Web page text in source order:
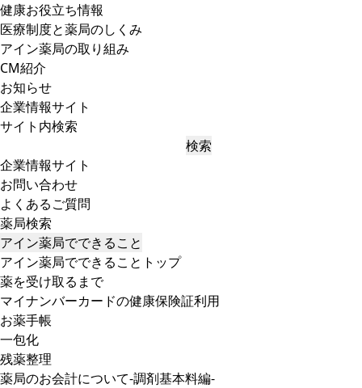
健康お役立ち情報
医療制度と薬局のしくみ
アイン薬局の取り組み
CM紹介
お知らせ
企業情報サイト
サイト内検索
検索
企業情報サイト
お問い合わせ
よくあるご質問
薬局検索
アイン薬局でできること
アイン薬局でできることトップ
薬を受け取るまで
マイナンバーカードの健康保険証利用
お薬手帳
一包化
残薬整理
薬局のお会計について-調剤基本料編-